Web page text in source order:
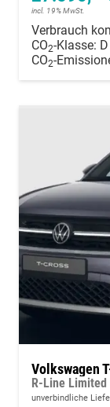
incl. 19% MwSt.
Verbrauch
CO2-Klasse: D
CO2-
Volkswagen
unverbindliche